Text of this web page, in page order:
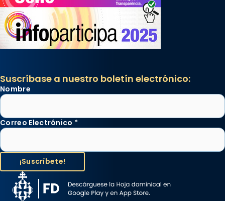
Suscríbase a nuestro boletín electrónico:
Nombre
Correo Electrónico *